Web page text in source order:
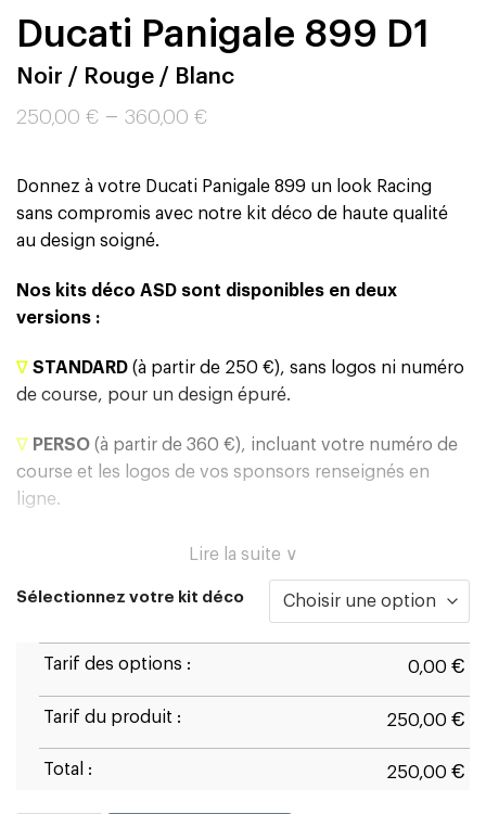
Ducati Panigale 899 D1
Noir / Rouge / Blanc
250,00 € – 360,00 €
Donnez à votre Ducati Panigale 899 un look Racing
sans compromis avec notre kit déco de haute qualité
au design soigné.
Nos kits déco ASD sont disponibles en deux
versions :
∇ STANDARD (à partir de 250 €), sans logos ni numéro
de course, pour un design épuré.
∇ PERSO (à partir de 360 €), incluant votre numéro de
course et les logos de vos sponsors renseignés en
ligne.
Lire la suite ∨
Sélectionnez votre kit déco
Tarif des options : 0,00 €
Tarif du produit : 250,00 €
Total : 250,00 €